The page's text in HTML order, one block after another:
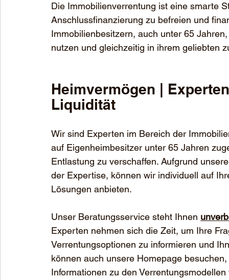
Die Immobilienverrentung ist eine smarte
Anschlussfinanzierung zu befreien und
Immobilienbesitzern, auch unter 65
nutzen und gleichzeitig in ihrem geliebten
Heimvermögen |
Liquidität
Wir sind Experten im Bereich der
auf Eigenheimbesitzer unter 65 Jahren
Entlastung zu verschaffen. Aufgrund
der Expertise, können wir individuell auf
Lösungen anbieten.
Unser Beratungsservice steht Ihnen
Experten nehmen sich die Zeit, um Ihre
Verrentungsoptionen zu informieren und
können auch unsere Homepage
Informationen zu den